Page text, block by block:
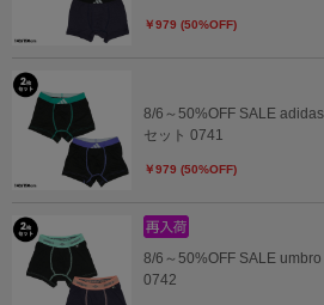
￥979 (50%OFF)
8/6～50%OFF SALE
セット 0741
￥979 (50%OFF)
8/6～50%OFF SALE
0742